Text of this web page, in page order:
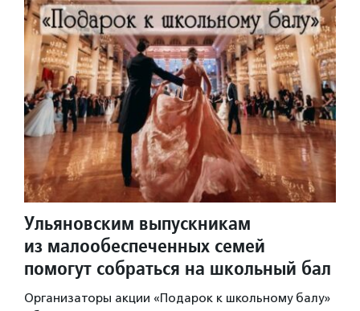
Ульяновским выпускникам
из малообеспеченных семей
помогут собраться на школьный бал
Организаторы акции «Подарок к школьному балу»